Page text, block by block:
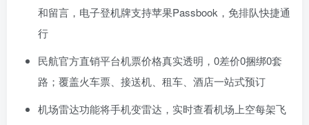
和留言，电子登机牌支持苹果Passbook，免排队快捷通
行
民航官方直销平台机票价格真实透明，0差价0捆绑0套
路；覆盖火车票、接送机、租车、酒店一站式预订
机场雷达功能将手机变雷达，实时查看机场上空每架飞